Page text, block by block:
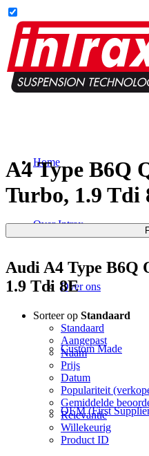
Home
Over Intrax
Over ons
Custom Made
OEM (First
A4 Type B6Q
Turbo, 1.9 Tdi
Audi A4 Type B6Q
1.9 Tdi 8E
Sorteer op Standaard
Standaard
Aangepast
Naam
Prijs
Datum
Populariteit
Gemiddelde
Relevantie
Willekeurig
Product ID